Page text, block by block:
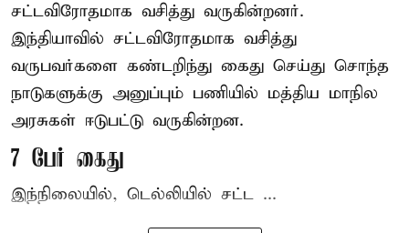
சட்டவிரோதமாக வசித்து வருகின்றனர்.
இந்தியாவில் சட்டவிரோதமாக வசித்து
வருபவர்களை கண்டறிந்து கைது செய்து சொந்த
நாடுகளுக்கு அனுப்பும் பணியில் மத்திய மாநில
அரசுகள் ஈடுபட்டு வருகின்றன.
7 பேர் கைது
இந்நிலையில், டெல்லியில் சட்ட ...